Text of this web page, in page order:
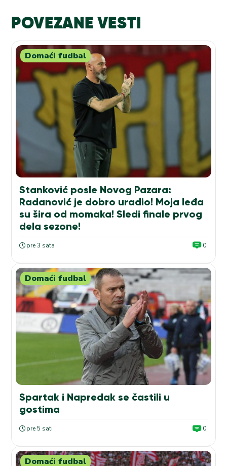
POVEZANE VESTI
Domaći fudbal
Stanković posle Novog Pazara:
Radanović je dobro uradio! Moja leđa
su šira od momaka! Sledi finale prvog
dela sezone!
pre 3 sata 0
Domaći fudbal
Spartak i Napredak se častili u
gostima
pre 5 sati 0
Domaći fudbal